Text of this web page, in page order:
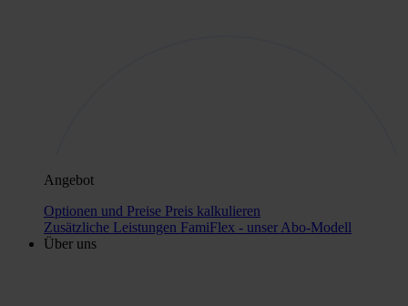
Angebot
Optionen und Preise Preis kalkulieren
Zusätzliche Leistungen FamiFlex - unser Abo-Modell
Über uns